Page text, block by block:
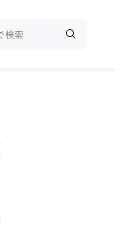
ビューティ 100均・